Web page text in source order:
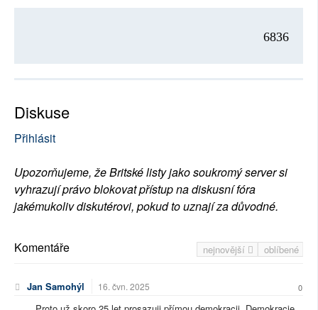
6836
Diskuse
Přihlásit
Upozorňujeme, že Britské listy jako soukromý server si
vyhrazují právo blokovat přístup na diskusní fóra
jakémukoliv diskutérovi, pokud to uznají za důvodné.
nejnovější oblíbené
Komentáře
Jan Samohýl 16. čvn. 2025 0